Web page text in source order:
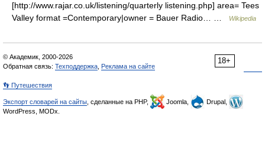
[http://www.rajar.co.uk/listening/quarterly listening.php] area= Tees
Valley format =Contemporary|owner = Bauer Radio… …
Wikipedia
18+
© Академик, 2000-2026
Обратная связь: Техподдержка Реклама на сайте
👣 Путешествия
Экспорт словарей на сайты , сделанные на PHP, Joomla,
Drupal,
WordPress, MODx.